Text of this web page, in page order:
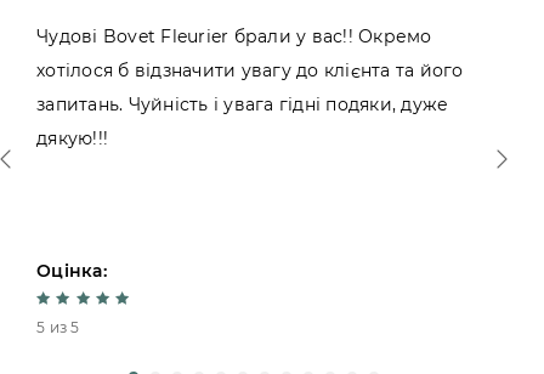
Чудові Bovet Fleurier брали у вас!! Окремо
хотілося б відзначити увагу до клієнта та його
запитань. Чуйність і увага гідні подяки, дуже
дякую!!!
Оцінка:
5 из 5